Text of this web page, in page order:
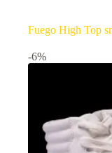
Fuego High Top
-6%